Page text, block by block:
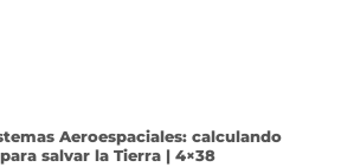
Aeroespaciales: calculando
salvar la Tierra | 4×38